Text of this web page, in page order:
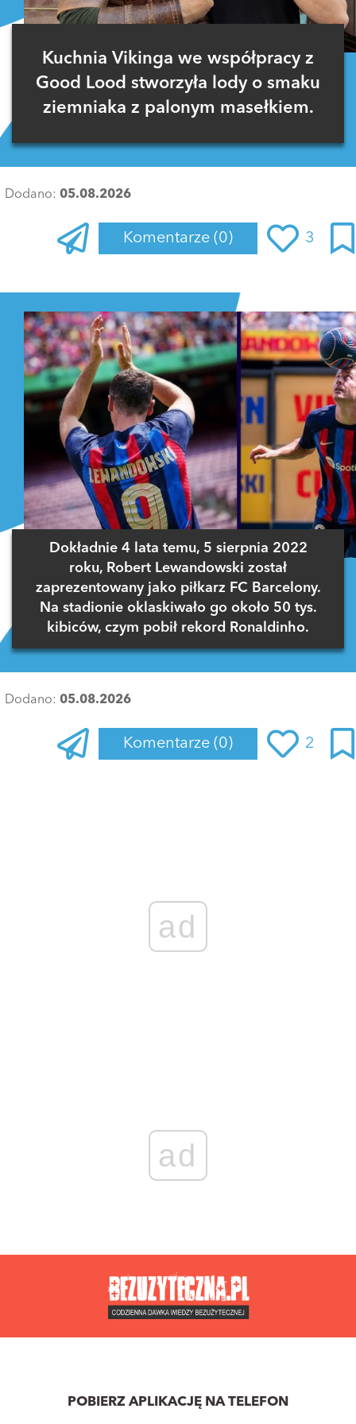
Kuchnia Vikinga we współpracy z
Good Lood stworzyła lody o smaku
ziemniaka z palonym masełkiem.
Dodano: 05.08.2026
Komentarze (0) 3
Dokładnie 4 lata temu, 5 sierpnia 2022
roku, Robert Lewandowski został
zaprezentowany jako piłkarz FC Barcelony.
Na stadionie oklaskiwało go około 50 tys.
kibiców, czym pobił rekord Ronaldinho.
Dodano: 05.08.2026
Komentarze (0) 2
ad
ad
POBIERZ APLIKACJĘ NA TELEFON